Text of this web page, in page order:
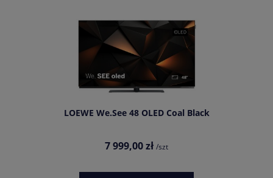
LOEWE We.See 48 OLED Coal Black
7 999,00 zł /szt